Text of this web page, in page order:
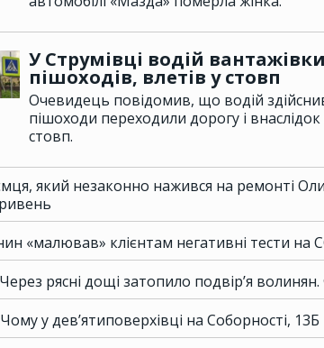
У Струмівці водій
пішоходів, влетів у стовп
Очевидець повідомив, що водій
пішоходи переходили дорогу і
стовп.
який незаконно нажився на ремонті
«малював» клієнтам негативні тести на
Через рясні дощі затопило подвір’я
Чому у дев’ятиповерхівці на Соборності,